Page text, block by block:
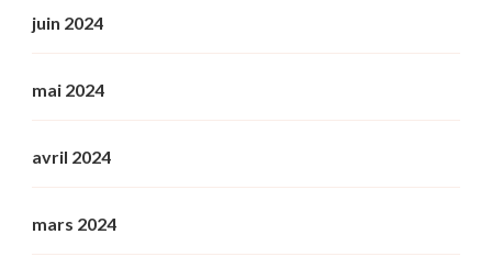
juin 2024
mai 2024
avril 2024
mars 2024